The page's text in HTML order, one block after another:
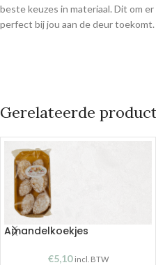
beste keuzes in materiaal. Dit om
perfect bij jou aan de deur toekomt.
Gerelateerde
Amandelkoekjes
€5,10 incl. BTW